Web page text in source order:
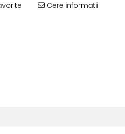
Cere informatii